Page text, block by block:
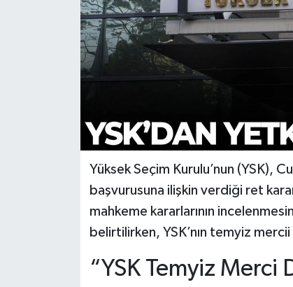
Yüksek Seçim Kurulu’nun (YSK),
başvurusuna ilişkin verdiği ret
mahkeme kararlarının
belirtilirken, YSK’nın temyiz
“YSK Temyiz Merci